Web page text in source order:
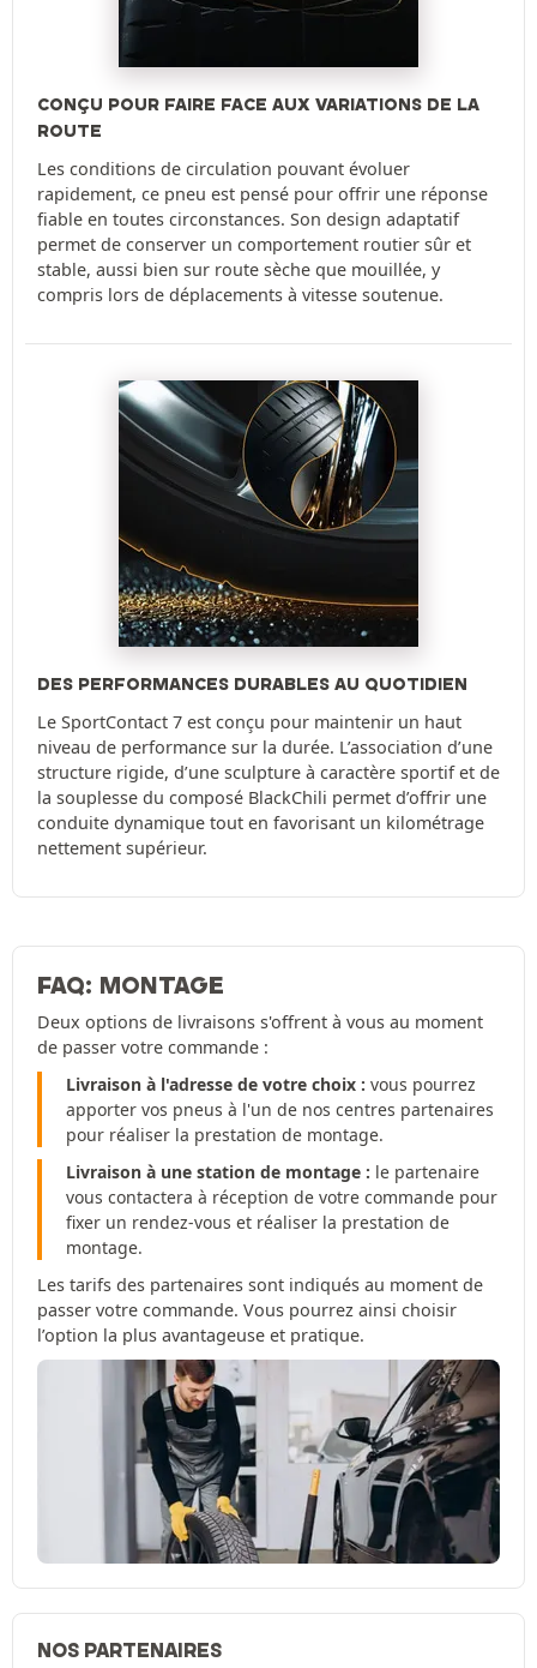
CONÇU POUR FAIRE FACE AUX VARIATIONS DE LA
ROUTE
Les conditions de circulation pouvant évoluer
rapidement, ce pneu est pensé pour offrir une réponse
fiable en toutes circonstances. Son design adaptatif
permet de conserver un comportement routier sûr et
stable, aussi bien sur route sèche que mouillée, y
compris lors de déplacements à vitesse soutenue.
DES PERFORMANCES DURABLES AU QUOTIDIEN
Le SportContact 7 est conçu pour maintenir un haut
niveau de performance sur la durée. L’association d’une
structure rigide, d’une sculpture à caractère sportif et de
la souplesse du composé BlackChili permet d’offrir une
conduite dynamique tout en favorisant un kilométrage
nettement supérieur.
FAQ: MONTAGE
Deux options de livraisons s'offrent à vous au moment
de passer votre commande :
Livraison à l'adresse de votre choix : vous pourrez
apporter vos pneus à l'un de nos centres partenaires
pour réaliser la prestation de montage.
Livraison à une station de montage : le partenaire
vous contactera à réception de votre commande pour
fixer un rendez-vous et réaliser la prestation de
montage.
Les tarifs des partenaires sont indiqués au moment de
passer votre commande. Vous pourrez ainsi choisir
l’option la plus avantageuse et pratique.
NOS PARTENAIRES